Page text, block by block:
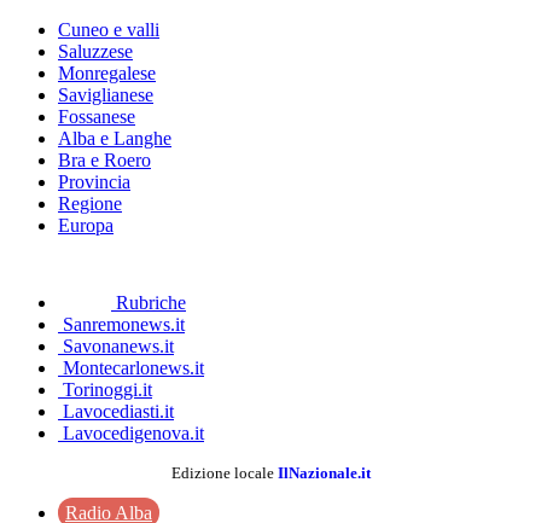
Cuneo e valli
Saluzzese
Monregalese
Saviglianese
Fossanese
Alba e Langhe
Bra e Roero
Provincia
Regione
Europa
Rubriche
Sanremonews.it
Savonanews.it
Montecarlonews.it
Torinoggi.it
Lavocediasti.it
Lavocedigenova.it
Edizione locale IlNazionale.it
Radio Alba